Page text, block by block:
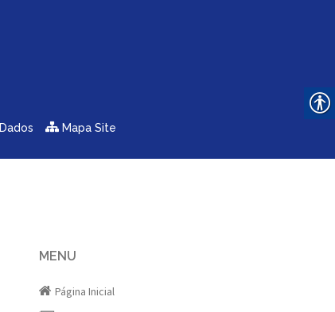
Dados Mapa Site
MENU
Página Inicial